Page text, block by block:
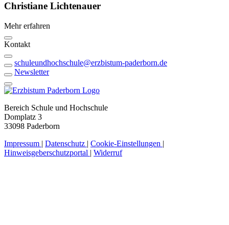
Christiane Lichtenauer
Mehr erfahren
Kontakt
schuleundhochschule@erzbistum-paderborn.de
Newsletter
Bereich Schule und Hochschule
Domplatz 3
33098 Paderborn
Impressum | Datenschutz | Cookie-Einstellungen |
Hinweisgeberschutzportal | Widerruf